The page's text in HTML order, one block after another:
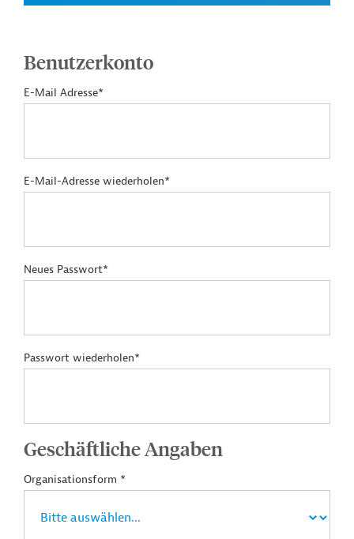
Benutzerkonto
E-Mail Adresse*
E-Mail-Adresse wiederholen*
Neues Passwort*
Passwort wiederholen*
Geschäftliche Angaben
Organisationsform *